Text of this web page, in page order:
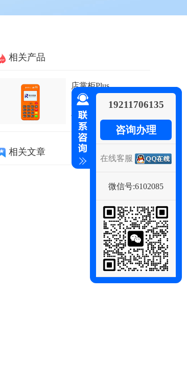
相关产品
店掌柜Plus
店掌柜Plus费率0.55%无其
他费用，...
相关文章
19211706135
咨询办理
在线客服
微信号:6102085